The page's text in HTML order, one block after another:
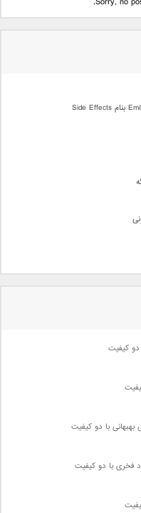
دو کیفیت
بهبهانی با دو کیفیت
فخری با دو کیفیت